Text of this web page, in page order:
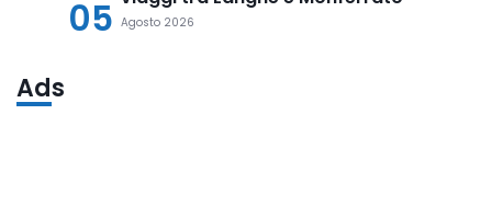
05 Agosto 2026
Ads